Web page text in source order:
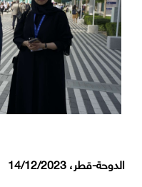
الدوحة-قطر، 14/12/2023